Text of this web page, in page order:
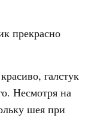
прекрасно
галстук
Несмотря на
шея при